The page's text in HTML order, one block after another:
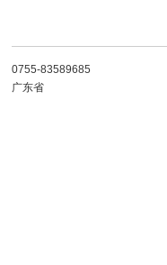
0755-83589685
广东省